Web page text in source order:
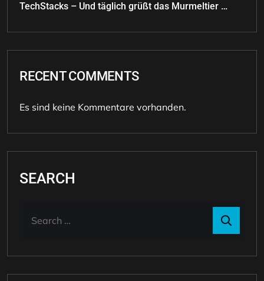
TechStacks – Und täglich grüßt das Murmeltier …
RECENT COMMENTS
Es sind keine Kommentare vorhanden.
SEARCH